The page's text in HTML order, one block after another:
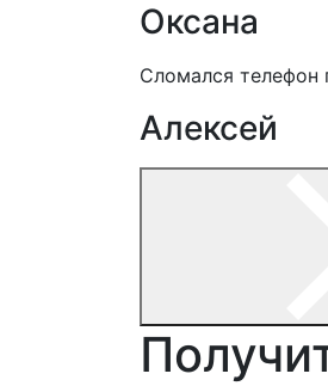
Оксана
Сломался
Алексей